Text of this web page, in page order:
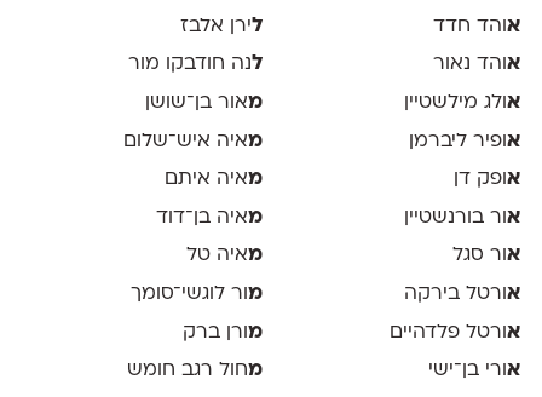
אוהד חדד
אוהד נאור
אולג מילשטיין
אופיר ליברמן
אופק דן
אור בורנשטיין
אור סגל
אורטל בירקה
אורטל פלדהיים
אורי בן־ישי
לירן אלבז
לנה חודבקו מור
מאור בן־שושן
מאיה איש־שלום
מאיה איתם
מאיה בן־דוד
מאיה טל
מ ור לוגשי־סומך
מורן ברק
מחול רגב חומש